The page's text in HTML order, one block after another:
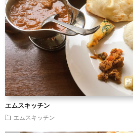
エムスキッチン
エムスキッチン